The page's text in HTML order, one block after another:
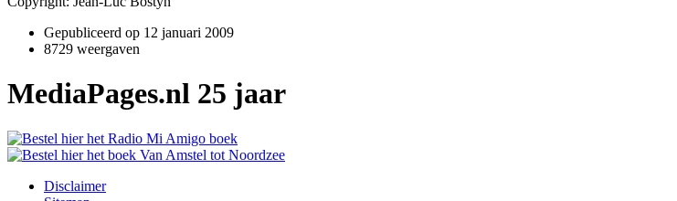
Gepubliceerd op 12 januari 2009
8729 weergaven
MediaPages.nl 25 jaar
Disclaimer